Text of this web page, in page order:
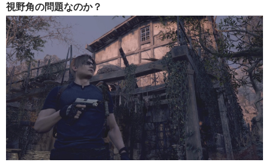
視野角の問題なのか？